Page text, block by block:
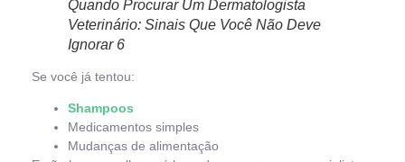
Quando Procurar Um Dermatologista
Veterinário: Sinais Que Você Não Deve
Ignorar 6
Se você já tentou:
Shampoos
Medicamentos simples
Mudanças de alimentação